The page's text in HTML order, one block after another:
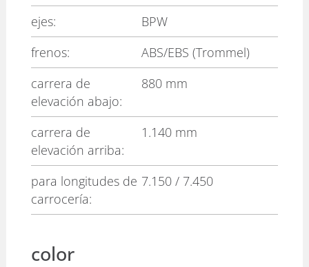
ejes:
BPW
frenos:
ABS/EBS (Trommel)
carrera de
elevación abajo:
880 mm
carrera de
elevación arriba:
1.140 mm
para longitudes de
carrocería:
7.150 / 7.450
color